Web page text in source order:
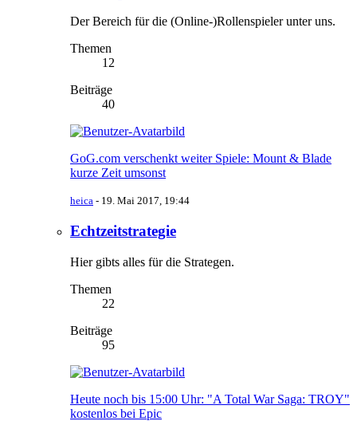
Der Bereich für die (Online-)Rollenspieler unter uns.
Themen
12
Beiträge
40
GoG.com verschenkt weiter Spiele: Mount & Blade
kurze Zeit umsonst
heica - 19. Mai 2017, 19:44
Echtzeitstrategie
Hier gibts alles für die Strategen.
Themen
22
Beiträge
95
Heute noch bis 15:00 Uhr: "A Total War Saga: TROY"
kostenlos bei Epic